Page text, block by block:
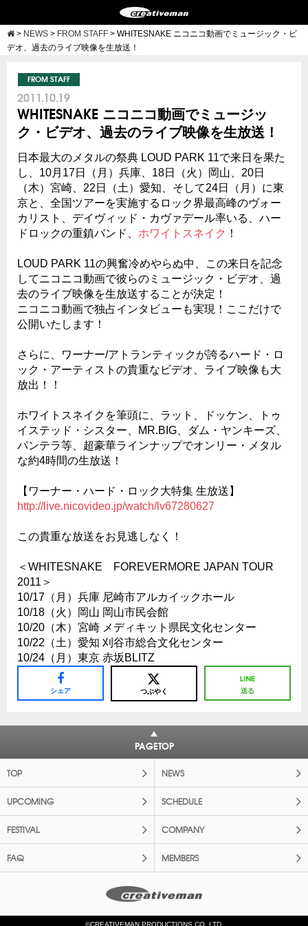
> NEWS > FROM STAFF > WHITESNAKE ニコニコ動画でミュージック・ビ
デオ、過去のライブ映像を生放送！
FROM STAFF
2011.10.19
WHITESNAKE ニコニコ動画でミュージッ
ク・ビデオ、過去のライブ映像を生放送！
日本最大のメタルの祭典 LOUD PARK 11で来日を果た
し、10月17日（月）兵庫、18日（火）岡山、20日
（木）宮崎、22日（土）愛知、そして24日（月）に東
京と、全国ツアーを実施するロック界最高峰のヴォー
カリスト、デイヴィッド・カヴァデール率いる、ハー
ドロックの重鎮バンド、 ホワイトスネイク ！
LOUD PARK 11の興奮冷めやらぬ中、この来日を記念
してニコニコ動画で彼らのミュージック・ビデオ、過
去のライブ映像を生放送することが決定！
ニコニコ動画で独占インタビューも実現！ここだけで
公開いたします！
さらに、ワーナー/アトランティックが誇るハード・ロ
ック・アーティストの貴重なビデオ、ライブ映像も大
放出！！
ホワイトスネイクを筆頭に、ラット、ドッケン、トゥ
イステッド・シスター、MR.BIG、ダム・ヤンキーズ、
パンテラ等、超豪華ラインナップでオンリー・メタル
な約4時間の生放送！
【ワーナー・ハード・ロック大特集 生放送】
http://live.nicovideo.jp/watch/lv67280627
この貴重な放送をお見逃しなく！
＜WHITESNAKE FOREVERMORE JAPAN TOUR
2011＞
10/17（月）兵庫 尼崎市アルカイックホール
10/18（火）岡山 岡山市民会館
10/20（木）宮崎 メディキット県民文化センター
10/22（土）愛知 刈谷市総合文化センター
10/24（月）東京 赤坂BLITZ
シェア つぶやく 送る
PAGETOP
TOP NEWS
UPCOMING SCHEDULE
FESTIVAL COMPANY
FAQ MEMBERS